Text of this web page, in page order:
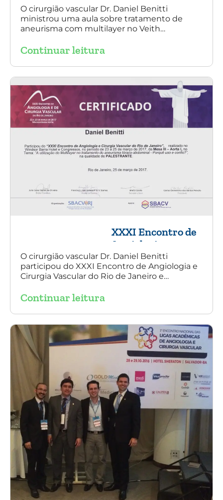
O cirurgião vascular Dr. Daniel Benitti
ministrou uma aula sobre tratamento de
aneurisma com multilayer no Veith
Continuar leitura
XXXI Encontro de
Angiologia e
Cirurgia Vascular
do Rio de Janeiro
O cirurgião vascular Dr. Daniel Benitti
participou do XXXI Encontro de Angiologia e
Cirurgia Vascular do Rio de Janeiro e
multilayer no tratamento de aneurisma
Continuar leitura